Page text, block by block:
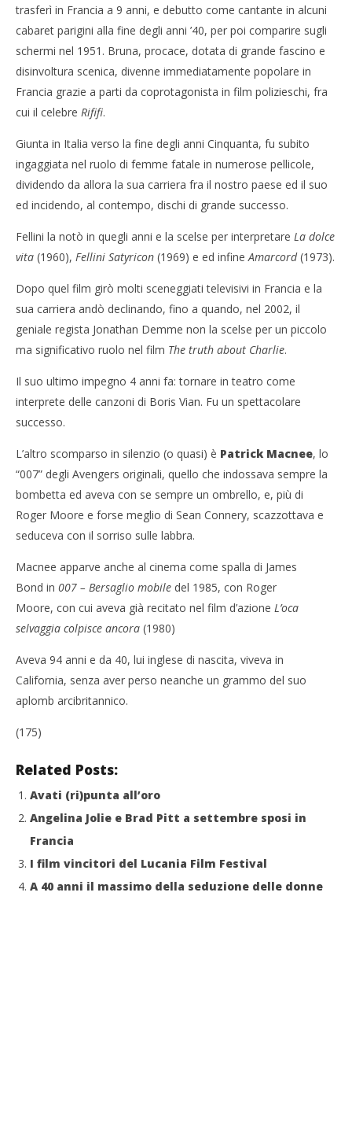
trasferì in Francia a 9 anni, e debutto come cantante in alcuni
cabaret parigini alla fine degli anni ’40, per poi comparire sugli
schermi nel 1951. Bruna, procace, dotata di grande fascino e
disinvoltura scenica, divenne immediatamente popolare in
Francia grazie a parti da coprotagonista in film polizieschi, fra
cui il celebre Rififi.
Giunta in Italia verso la fine degli anni Cinquanta, fu subito
ingaggiata nel ruolo di femme fatale in numerose pellicole,
dividendo da allora la sua carriera fra il nostro paese ed il suo
ed incidendo, al contempo, dischi di grande successo.
Fellini la notò in quegli anni e la scelse per interpretare La dolce
vita (1960), Fellini Satyricon (1969) e ed infineAmarcord(1973).
Dopo quel film girò molti sceneggiati televisivi in Francia e la
sua carriera andò declinando, fino a quando, nel 2002, il
geniale regista Jonathan Demme non la scelse per un piccolo
ma significativo ruolo nel film The truth about Charlie.
Il suo ultimo impegno 4 anni fa: tornare in teatro come
interprete delle canzoni di Boris Vian. Fu un spettacolare
successo.
L’altro scomparso in silenzio (o quasi) è Patrick Macnee, lo
“007” degli Avengers originali, quello che indossava sempre la
bombetta ed aveva con se sempre un ombrello, e, più di
Roger Moore e forse meglio di Sean Connery, scazzottava e
seduceva con il sorriso sulle labbra.
Macnee apparve anche al cinema come spalla di James
Bond in 007 – Bersaglio mobile del 1985, con Roger
Moore, con cui aveva già recitato nel film d’azione L’oca
selvaggia colpisce ancora (1980)
Aveva 94 anni e da 40, lui inglese di nascita, viveva in
California, senza aver perso neanche un grammo del suo
aplomb arcibritannico.
(175)
Related Posts:
Avati (ri)punta all’oro
Angelina Jolie e Brad Pitt a settembre sposi in
Francia
I film vincitori del Lucania Film Festival
A 40 anni il massimo della seduzione delle donne